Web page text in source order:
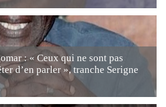
: « Ceux qui ne sont pas
d’en parler », tranche Serigne